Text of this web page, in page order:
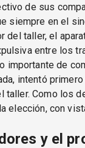
de sus
siempre en el
del taller, el
entre los
importante de
intentó primero
Como los
elección, con
y el